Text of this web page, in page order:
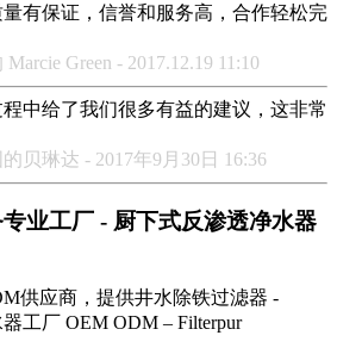
有保证，信誉和服务高，合作轻松完
Green - 2017.12.19 11:10
中给了我们很多有益的建议，这非常
贝琳达 - 2017年9月30日 16:36
业工厂 - 厨下式反渗透净水器